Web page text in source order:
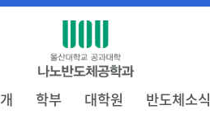
학부 대학원 반도체소식